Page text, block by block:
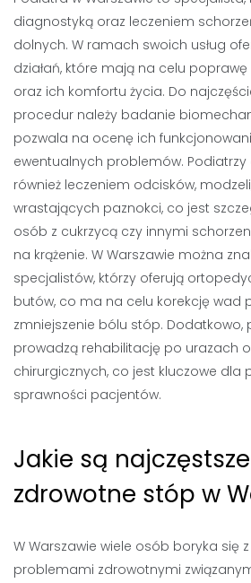
diagnostyką oraz leczeniem
dolnych. W ramach swoich usług
działań, które mają na celu
oraz ich komfortu życia. Do
procedur należy badanie
pozwala na ocenę ich
ewentualnych problemów.
również leczeniem odcisków,
wrastających paznokci, co jest
osób z cukrzycą czy innymi
na krążenie. W Warszawie można
specjalistów, którzy oferują
butów, co ma na celu korekcję wad
zmniejszenie bólu stóp. Dodatkowo,
prowadzą rehabilitację po urazach
chirurgicznych, co jest kluczowe dla
sprawności pacjentów.
Jakie są
zdrowotne stóp w
W Warszawie wiele osób boryka się
problemami zdrowotnymi